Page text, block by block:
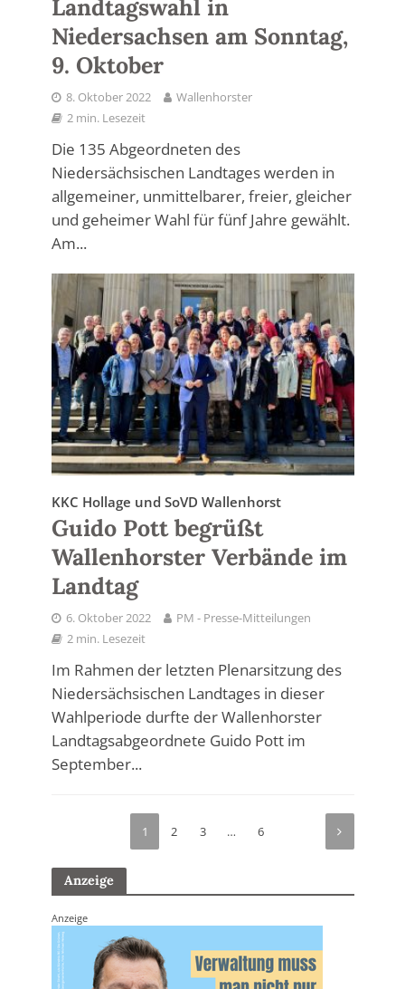
Landtagswahl in
Niedersachsen am Sonntag,
9. Oktober
8. Oktober 2022
Wallenhorster
2 min. Lesezeit
Die 135 Abgeordneten des
Niedersächsischen Landtages werden in
allgemeiner, unmittelbarer, freier, gleicher
und geheimer Wahl für fünf Jahre gewählt.
Am...
KKC Hollage und SoVD Wallenhorst
Guido Pott begrüßt
Wallenhorster Verbände im
Landtag
6. Oktober 2022
PM - Presse-Mitteilungen
2 min. Lesezeit
Im Rahmen der letzten Plenarsitzung des
Niedersächsischen Landtages in dieser
Wahlperiode durfte der Wallenhorster
Landtagsabgeordnete Guido Pott im
September...
1 2 3 … 6
Anzeige
Anzeige